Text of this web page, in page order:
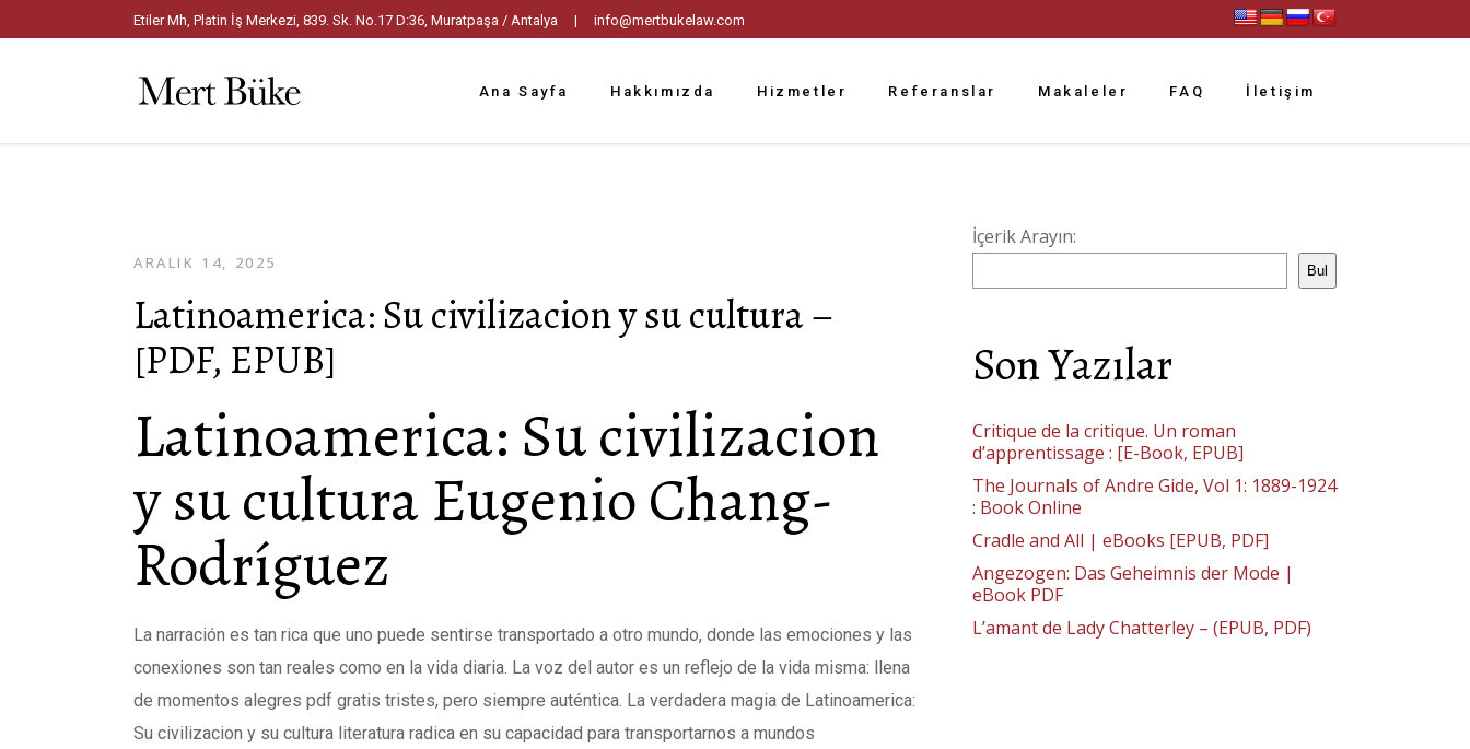
Etiler Mh, Platin İş Merkezi, 839. Sk. No.17 D:36, Muratpaşa / Antalya | info@mertbukelaw.com
Ana Sayfa Hakkımızda Hizmetler Referanslar Makaleler FAQ İletişim
ARALIK 14, 2025
Latinoamerica: Su civilizacion y su cultura –
[PDF, EPUB]
Latinoamerica: Su civilizacion
y su cultura Eugenio Chang-
Rodríguez
La narración es tan rica que uno puede sentirse transportado a otro mundo, donde las emociones y las
conexiones son tan reales como en la vida diaria. La voz del autor es un reflejo de la vida misma: llena
de momentos alegres pdf gratis tristes, pero siempre auténtica. La verdadera magia de Latinoamerica:
Su civilizacion y su cultura literatura radica en su capacidad para transportarnos a mundos
İçerik Arayın:
Bul
Son Yazılar
Critique de la critique. Un roman
d’apprentissage : [E-Book, EPUB]
The Journals of Andre Gide, Vol 1: 1889-1924
: Book Online
Cradle and All | eBooks [EPUB, PDF]
Angezogen: Das Geheimnis der Mode |
eBook PDF
L’amant de Lady Chatterley – (EPUB, PDF)